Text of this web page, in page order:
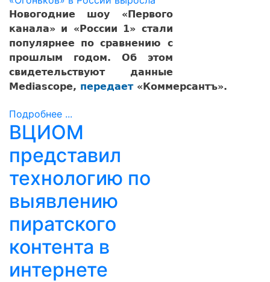
Новогодние шоу «Первого
канала» и «России 1» стали
популярнее по сравнению с
прошлым годом. Об этом
свидетельствуют данные
Mediascope, передает «Коммерсантъ».
Подробнее ...
ВЦИОМ
представил
технологию по
выявлению
пиратского
контента в
интернете